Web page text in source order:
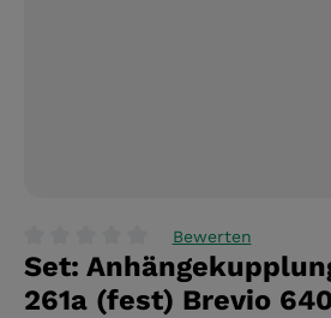
Durchschnittliche Bewertung von 0
Bewerten
Set:
261a (fest) Brevio 640